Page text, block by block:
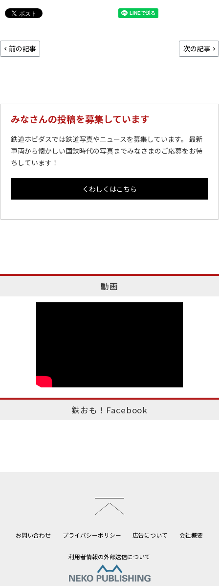
前の記事 次の記事
みなさんの投稿を募集しています
鉄道ホビダスでは鉄道写真やニュースを募集しています。 最新
車両から懐かしい国鉄時代の写真までみなさまのご応募をお待
ちしています！
くわしくはこちら
動画
鉄おも！Facebook
お問い合わせ プライバシーポリシー 広告について 会社概要
利用者情報の外部送信について